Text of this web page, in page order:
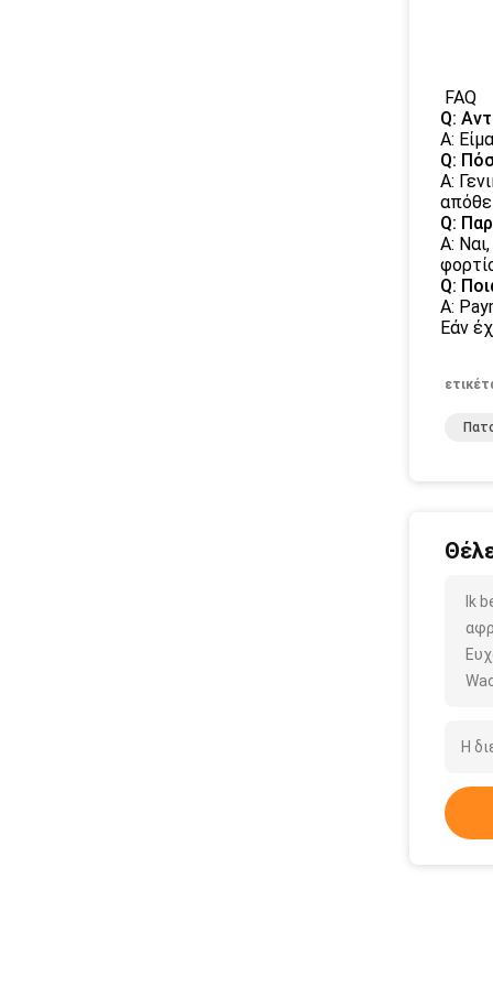
FAQ
Q:
Α:
Q:
Α:
Q:
Α:
Q:
Α:
Εάν
Ik